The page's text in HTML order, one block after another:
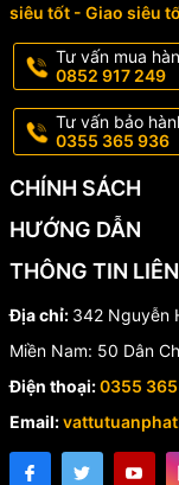
Nếu bạn đang tìm
lượng, đầy đủ bảo
Hotline/Zalo:0355
📦 Giao hàng toàn
siêu tốt - Giao siêu
Tư vấn mua
0852 917 249
Tư vấn bảo
0355 365 936
CHÍNH SÁCH
HƯỚNG DẪN
THÔNG TIN
Địa chỉ: 342 Nguyễn
Miền Nam: 50 Dân
Điện thoại:0355
Email: